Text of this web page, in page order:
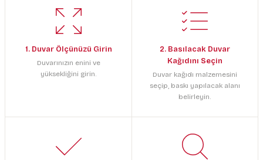
1. Duvar Ölçünüzü Girin
Duvarınızın enini ve
yüksekliğini girin.
2. Basılacak Duvar
Kağıdını Seçin
Duvar kağıdı malzemesini
seçip, baskı yapılacak alanı
belirleyin.